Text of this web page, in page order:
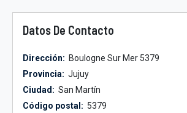
Datos De Contacto
Dirección: Boulogne Sur Mer 5379
Provincia: Jujuy
Ciudad: San Martín
Código postal: 5379